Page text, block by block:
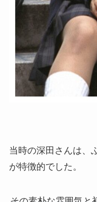
当時の深田さんは、
が特徴的でした。